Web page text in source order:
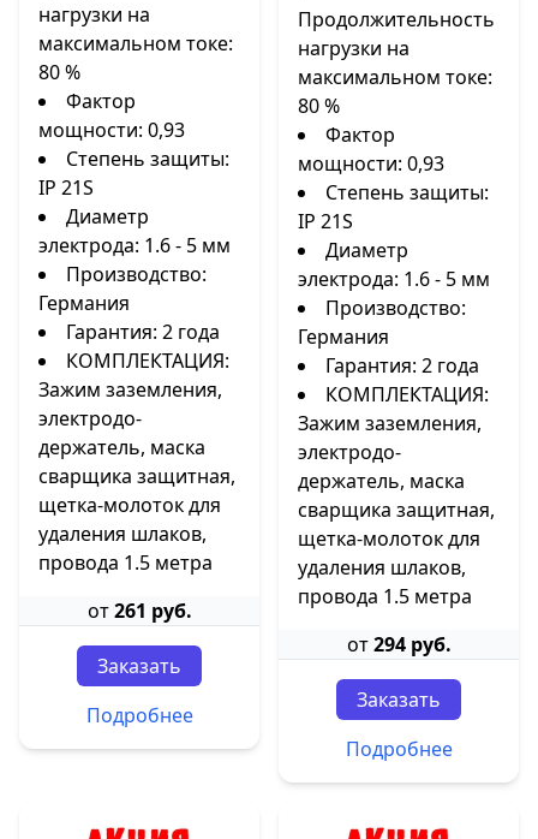
нагрузки на
максимальном токе:
80 %
Фактор
мощности: 0,93
Степень защиты:
IP 21S
Диаметр
электрода: 1.6 - 5 мм
Производство:
Германия
Гарантия: 2 года
КОМПЛЕКТАЦИЯ:
Зажим заземления,
электродо-
держатель, маска
сварщика защитная,
щетка-молоток для
удаления шлаков,
провода 1.5 метра
от261 руб.
Заказать
Подробнее
Продолжительность
нагрузки на
максимальном токе:
80 %
Фактор
мощности: 0,93
Степень защиты:
IP 21S
Диаметр
электрода: 1.6 - 5 мм
Производство:
Германия
Гарантия: 2 года
КОМПЛЕКТАЦИЯ:
Зажим заземления,
электродо-
держатель, маска
сварщика защитная,
щетка-молоток для
удаления шлаков,
провода 1.5 метра
от294 руб.
Заказать
Подробнее